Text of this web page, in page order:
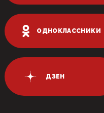
ОДНОКЛАССНИКИ
ДЗЕН